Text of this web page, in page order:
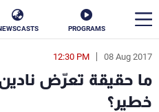
PROGRAMS
08 Aug 2017
12:30 PM
ما حقيقة تعرّض
خطير؟
en
الأخبار